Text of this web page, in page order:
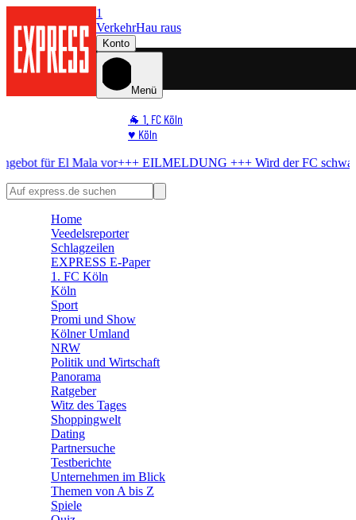
1
VerkehrHau raus
Konto
Menü
🐐 1. FC Köln
♥️ Köln
🏆 Sport
El Mala vor+++ EILMELDUNG +++Wird der FC schwach?BVB
Home
Veedelsreporter
Schlagzeilen
EXPRESS E-Paper
1. FC Köln
Köln
Sport
Promi und Show
Kölner Umland
NRW
Politik und Wirtschaft
Panorama
Ratgeber
Witz des Tages
Shoppingwelt
Dating
Partnersuche
Testberichte
Unternehmen im Blick
Themen von A bis Z
Spiele